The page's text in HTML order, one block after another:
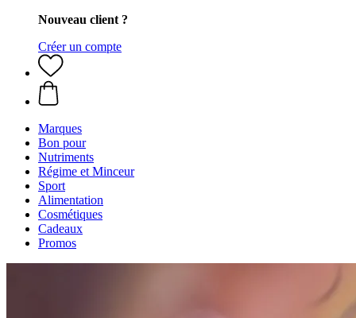
Nouveau client ?
Créer un compte
Marques
Bon pour
Nutriments
Régime et Minceur
Sport
Alimentation
Cosmétiques
Cadeaux
Promos